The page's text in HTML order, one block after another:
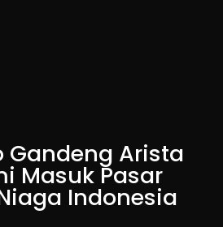
Gandeng Arista
Masuk Pasar
Indonesia